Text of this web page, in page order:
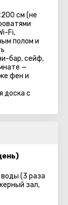
см (не
Fi,
полом и
бар, сейф,
—
фен и
доска с
(3 раза
зал,